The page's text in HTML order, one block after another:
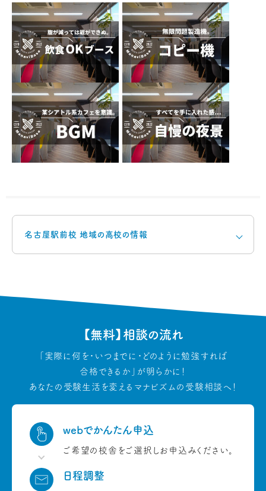
名古屋駅前校 地域の高校の情報
【無料】相談の流れ
「実際に何を・いつまでに・どのように勉強すれば
合格できるか」が明らかに！
あなたの受験生活を変えるマナビズムの受験相談へ！
webでかんたん申込
ご希望の校舎をご選択しお申込みください。
日程調整